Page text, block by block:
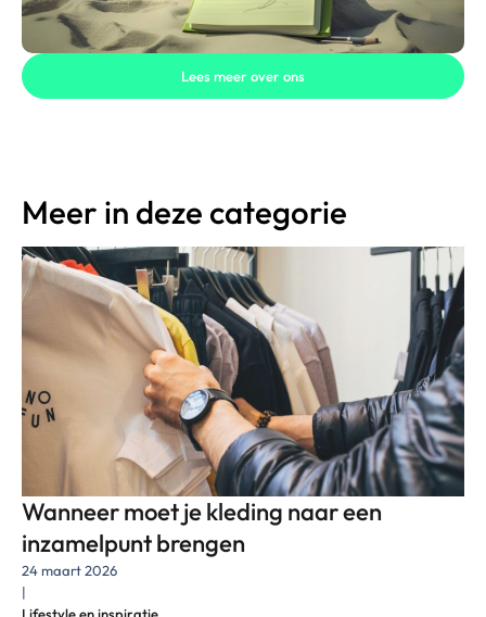
Lees meer over ons
Meer in deze categorie
Wanneer moet je kleding naar een
inzamelpunt brengen
24 maart 2026
|
Lifestyle en inspiratie